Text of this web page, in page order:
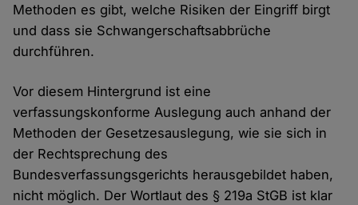
Methoden es gibt, welche Risiken der Eingriff birgt
und dass sie Schwangerschaftsabbrüche
durchführen.
Vor diesem Hintergrund ist eine
verfassungskonforme Auslegung auch anhand der
Methoden der Gesetzesauslegung, wie sie sich in
der Rechtsprechung des
Bundesverfassungsgerichts herausgebildet haben,
nicht möglich. Der Wortlaut des § 219a StGB ist klar